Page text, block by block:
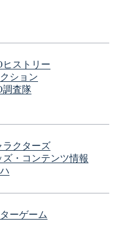
ストリー
ション
調査隊
ラクターズ
・コンテンツ情報
ーゲーム